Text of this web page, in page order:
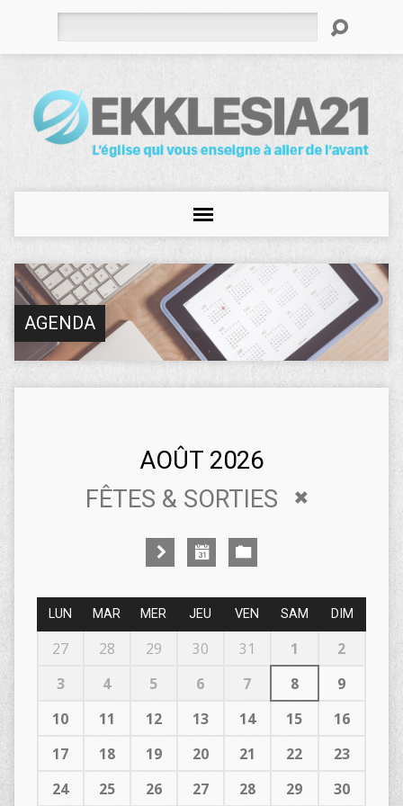
AGENDA
AOÛT 2026
FÊTES & SORTIES
LUN MAR MER JEU VEN SAM DIM
27 28 29 30 31 1
2
3
4 5 6 7 8
9
10
11 12 13 14 15
16
17
18 19 20 21 22
23
24
25 26 27 28 29 30